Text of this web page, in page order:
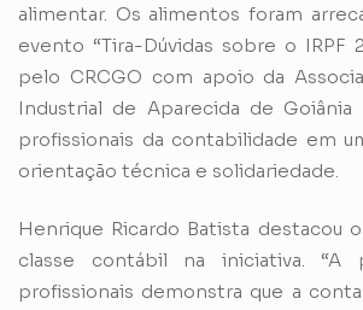
alimentar. Os alimentos foram
evento “Tira-Dúvidas sobre o IRPF
pelo CRCGO com apoio da
Industrial de Aparecida de Goiânia
profissionais da contabilidade em
orientação técnica e solidariedade.
Henrique Ricardo Batista destacou
classe contábil na iniciativa. “A
profissionais demonstra que a